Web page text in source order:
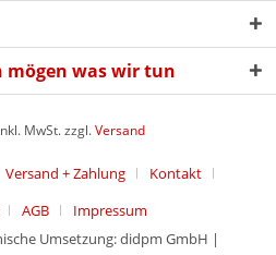
mögen was wir tun
MwSt. zzgl.Versand
Versand + Zahlung
Kontakt
AGB
Impressum
Umsetzung: didpm GmbH |